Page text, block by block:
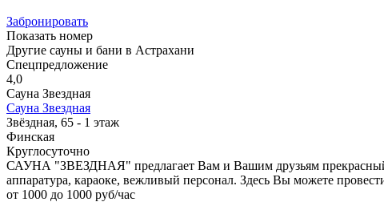
Забронировать
Показать номер
Другие сауны и бани в Астрахани
Спецпредложение
4,0
Сауна Звездная
Сауна Звездная
Звёздная, 65 - 1 этаж
Финская
Круглосуточно
САУНА "ЗВЕЗДНАЯ" предлагает Вам и Вашим друзьям прекрасный
аппаратура, караоке, вежливый персонал. Здесь Вы можете
от 1000 до 1000 руб/час